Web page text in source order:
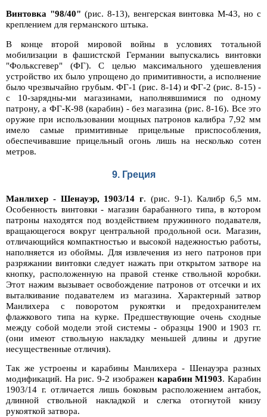
Винтовка "98/40" (рис. 8-13), венгерская винтовка М-43, но с
креплением для германского штыка.
В конце второй мировой войны в условиях тотальной
мобилизации в фашистской Германии выпускались винтовки
"Фольксгевер" (ФГ). С целью максимального удешевления
устройство их было упрощено до примитивности, а исполнение
было чрезвычайно грубым. ФГ-1 (рис. 8-14) и ФГ-2 (рис. 8-15) -
с 10-зарядны-ми магазинами, наполнявшимися по одному
патрону, а ФГ-К-98 (карабин) - без магазина (рис. 8-16). Все это
оружие при использовании мощных патронов калибра 7,92 мм
имело самые примитивные прицельные приспособления,
обеспечивавшие прицельный огонь лишь на несколько сотен
метров.
9. Греция
Манлихер - Шенауэр, 1903/14 г. (рис. 9-1). Калибр 6,5 мм.
Особенность винтовки - магазин барабанного типа, в котором
патроны находятся под воздействием пружинного подавателя,
вращающегося вокруг центральной продольной оси. Магазин,
отличающийся компактностью и высокой надежностью работы,
наполняется из обоймы. Для извлечения из него патронов при
разряжании винтовки следует нажать при открытом затворе на
кнопку, расположенную на правой стенке ствольной коробки.
Этот нажим вызывает освобождение патронов от отсечки и их
выталкивание подавателем из магазина. Характерный затвор
Манлихера с поворотом рукоятки и предохранителем
флажкового типа на курке. Предшествующие очень сходные
между собой модели этой системы - образцы 1900 и 1903 гг.
(они имеют ствольную накладку меньшей длины и другие
несущественные отличия).
Так же устроены и карабины Манлихера - Шенауэра разных
модификаций. На рис. 9-2 изображен карабин М1903. Карабин
1903/14 г. отличается лишь боковым расположением антабок,
длинной ствольной накладкой и слегка отогнутой книзу
рукояткой затвора.